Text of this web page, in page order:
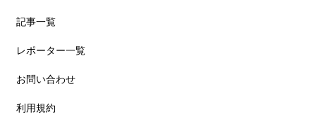
記事一覧
レポーター一覧
お問い合わせ
利用規約